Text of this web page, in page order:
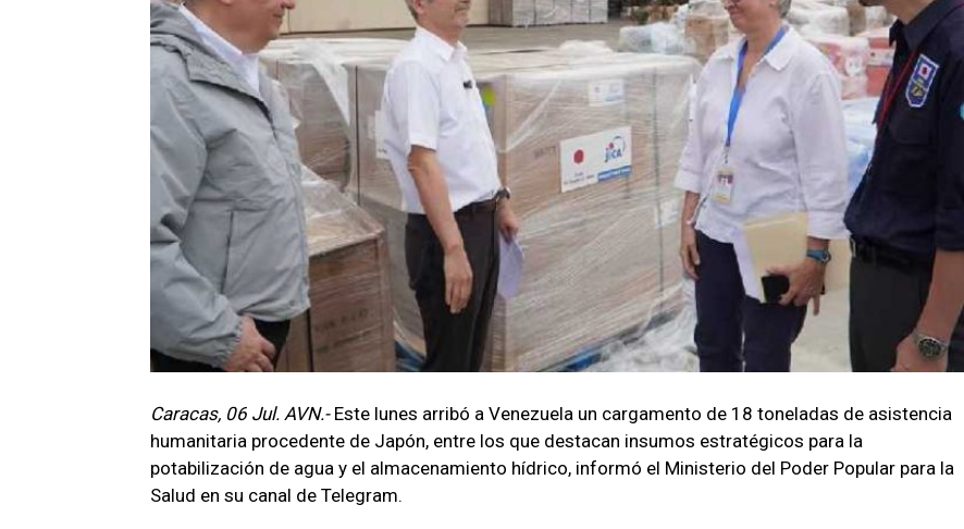
Caracas, 06 Jul. AVN.- Este lunes arribó a Venezuela un cargamento de 18 toneladas de asistencia
humanitaria procedente de Japón, entre los que destacan insumos estratégicos para la
potabilización de agua y el almacenamiento hídrico, informó el Ministerio del Poder Popular para la
Salud en su canal de Telegram.